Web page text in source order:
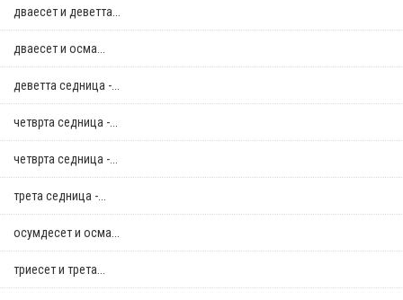
дваесет и деветта...
дваесет и осма...
деветта седница -...
четврта седница -...
четврта седница -...
трета седница -...
осумдесет и осма...
триесет и трета...